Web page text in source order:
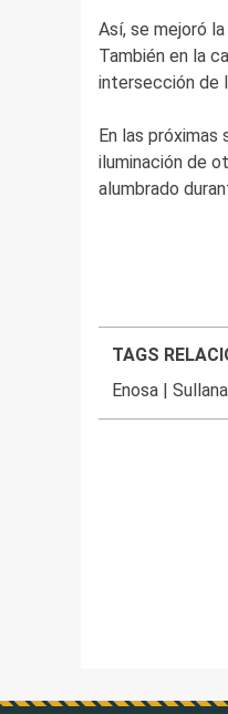
Así, se mejoró
También en la
intersección de
En las
iluminación de
alumbrado
TAGS
Enosa |Sullana